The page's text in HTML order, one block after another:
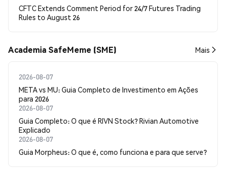
CFTC Extends Comment Period for 24/7 Futures Trading
Rules to August 26
Academia SafeMeme (SME) Mais
2026-08-07
META vs MU: Guia Completo de Investimento em Ações
para 2026
2026-08-07
Guia Completo: O que é RIVN Stock? Rivian Automotive
Explicado
2026-08-07
Guia Morpheus: O que é, como funciona e para que serve?